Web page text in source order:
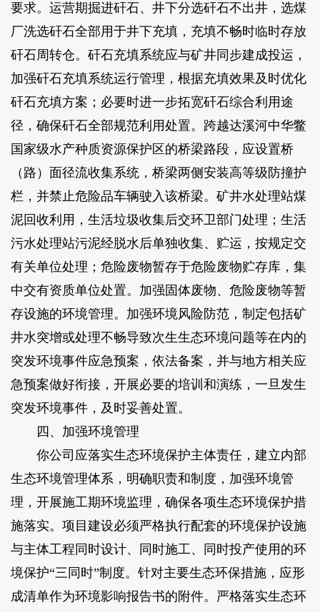
要求。运营期掘进矸石、井下分选矸石不出井，选煤
厂洗选矸石全部用于井下充填，充填不畅时临时存放
矸石周转仓。矸石充填系统应与矿井同步建成投运，
加强矸石充填系统运行管理，根据充填效果及时优化
矸石充填方案；必要时进一步拓宽矸石综合利用途
径，确保矸石全部规范利用处置。跨越达溪河中华鳖
国家级水产种质资源保护区的桥梁路段，应设置桥
（路）面径流收集系统，桥梁两侧安装高等级防撞护
栏，并禁止危险品车辆驶入该桥梁。矿井水处理站煤
泥回收利用，生活垃圾收集后交环卫部门处理；生活
污水处理站污泥经脱水后单独收集、贮运，按规定交
有关单位处理；危险废物暂存于危险废物贮存库，集
中交有资质单位处置。加强固体废物、危险废物等暂
存设施的环境管理。加强环境风险防范，制定包括矿
井水突增或处理不畅导致次生生态环境问题等在内的
突发环境事件应急预案，依法备案，并与地方相关应
急预案做好衔接，开展必要的培训和演练，一旦发生
突发环境事件，及时妥善处置。
四、加强环境管理
你公司应落实生态环境保护主体责任，建立内部
生态环境管理体系，明确职责和制度，加强环境管
理，开展施工期环境监理，确保各项生态环境保护措
施落实。项目建设必须严格执行配套的环境保护设施
与主体工程同时设计、同时施工、同时投产使用的环
境保护“三同时”制度。针对主要生态环保措施，应形
成清单作为环境影响报告书的附件。严格落实生态环